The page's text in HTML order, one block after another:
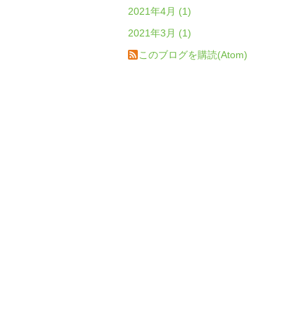
2021年4月 (1)
2021年3月 (1)
このブログを購読(Atom)